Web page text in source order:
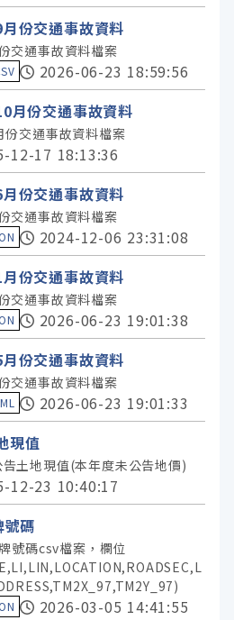
份交通事故資料
交通事故資料檔案
2026-06-23 18:59:56
月份交通事故資料
交通事故資料檔案
12-17 18:13:36
份交通事故資料
交通事故資料檔案
2024-12-06 23:31:08
份交通事故資料
交通事故資料檔案
2026-06-23 19:01:38
份交通事故資料
交通事故資料檔案
2026-06-23 19:01:33
現值
土地現值(本年度未公告地價)
12-23 10:40:17
碼
號碼csv檔案，欄位
2026-03-05 14:41:55